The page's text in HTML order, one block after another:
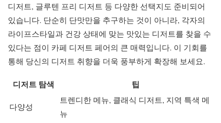
디저트, 글루텐 프리 디저트 등 다양한 선택지도 준비되어
있습니다. 단순히 단맛만을 추구하는 것이 아니라, 각자의
라이프스타일과 건강 상태에 맞는 맛있는 디저트를 찾을 수
있다는 점이 카페 디저트 페어의 큰 매력입니다. 이 기회를
통해 당신의 디저트 취향을 더욱 풍부하게 확장해 보세요.
디저트 탐색 팁
다양성
트렌디한 메뉴, 클래식 디저트, 지역 특색 메
뉴